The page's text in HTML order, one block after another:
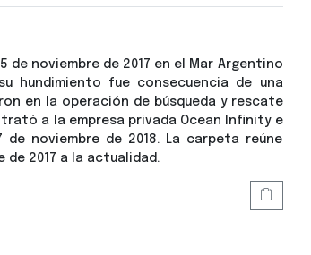
de noviembre de 2017 en el Mar Argentino
hundimiento fue consecuencia de una
en la operación de búsqueda y rescate
a la empresa privada Ocean Infinity e
noviembre de 2018. La carpeta reúne
2017 a la actualidad.